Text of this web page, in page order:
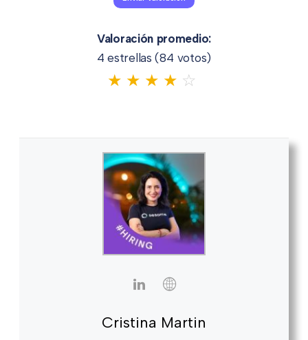
Valoración promedio:
4 estrellas (84 votos)
★ ★ ★ ★ ☆
Cristina Martin